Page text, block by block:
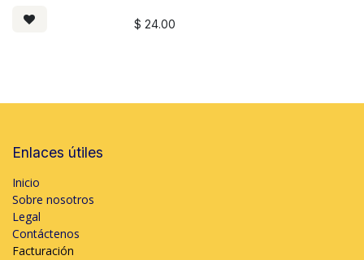
$ 24.00
Enlaces útiles
Inicio
Sobre nosotros
Legal
Contáctenos
Facturación